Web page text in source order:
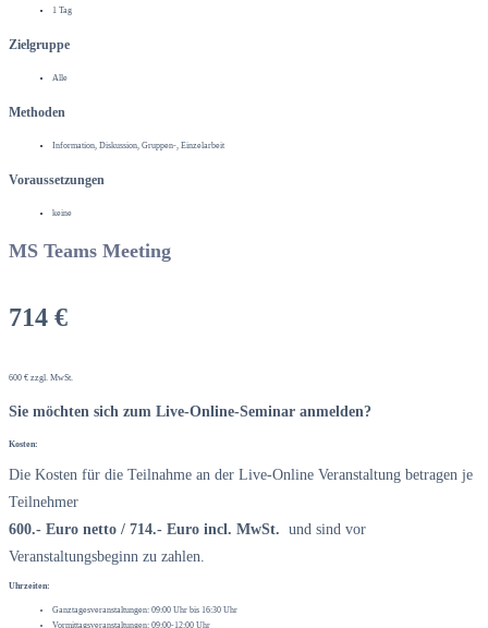
1 Tag
Zielgruppe
Alle
Methoden
Information, Diskussion, Gruppen-, Einzelarbeit
Voraussetzungen
keine
MS Teams Meeting
714 €
600 € zzgl. MwSt.
Sie möchten sich zum Live-Online-Seminar anmelden?
Kosten:
Die Kosten für die Teilnahme an der Live-Online Veranstaltung betragen je
Teilnehmer
600.- Euro netto / 714.- Euro incl. MwSt. und sind vor
Veranstaltungsbeginn zu zahlen.
Uhrzeiten:
Ganztagesveranstaltungen: 09:00 Uhr bis 16:30 Uhr
Vormittagsveranstaltungen: 09:00-12:00 Uhr